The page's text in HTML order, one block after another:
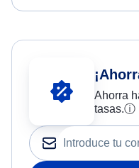
Ahorra
tasas.ⓘ